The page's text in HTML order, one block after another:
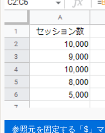
参照元を固定する「$」